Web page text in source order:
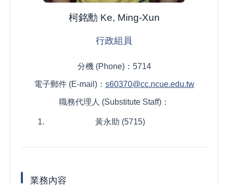
柯銘勳 Ke, Ming-Xun
行政組員
分機 (Phone)：5714
電子郵件 (E-mail)： s60370@cc.ncue.edu.tw
職務代理人 (Substitute Staff)：
黃永助 (5715)
業務內容